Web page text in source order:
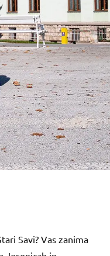
Savi? Vas zanima